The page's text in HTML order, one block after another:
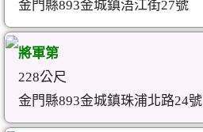
金門縣893金城鎮浯江街27號
將軍第
228公尺
金門縣893金城鎮珠浦北路24號